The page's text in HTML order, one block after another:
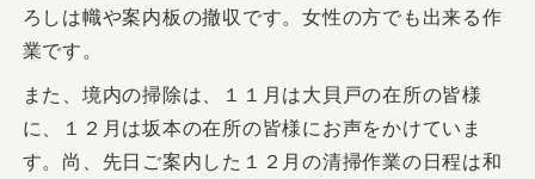
ろしは幟や案内板の撤収です。女性の方でも出来る作
業です。
また、境内の掃除は、１１月は大貝戸の在所の皆様
に、１２月は坂本の在所の皆様にお声をかけていま
す。尚、先日ご案内した１２月の清掃作業の日程は和